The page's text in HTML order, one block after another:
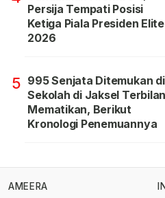
Persija Tempati Posisi
Ketiga Piala Presiden Elite
2026
5 995 Senjata Ditemukan di
Sekolah di Jaksel
Mematikan, Berikut
Kronologi Penemuannya
AMEERA